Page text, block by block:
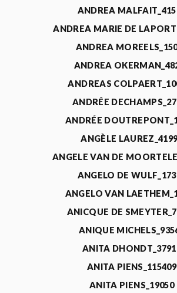
ANDREA
ANDREA MARIE DE
ANDREA
ANDREA
ANDREAS
ANDRÉE
ANDRÉE
ANGÈLE
ANGELE VAN DE
ANGELO DE
ANGELO VAN
ANICQUE DE
ANIQUE
ANITA
ANITA PIENS_115409
ANITA PIENS_19050